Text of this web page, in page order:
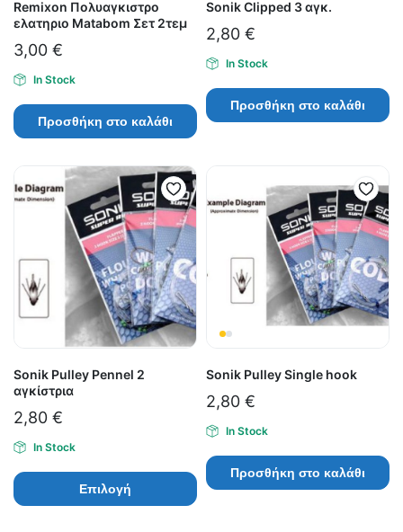
Remixon Πολυαγκιστρο
ελατηριο Matabom Σετ 2τεμ
3,00 €
In Stock
Προσθήκη στο καλάθι
Sonik Clipped 3 αγκ.
2,80 €
In Stock
Προσθήκη στο καλάθι
Sonik Pulley Pennel 2
αγκίστρια
2,80 €
In Stock
Επιλογή
Sonik Pulley Single hook
2,80 €
In Stock
Προσθήκη στο καλάθι